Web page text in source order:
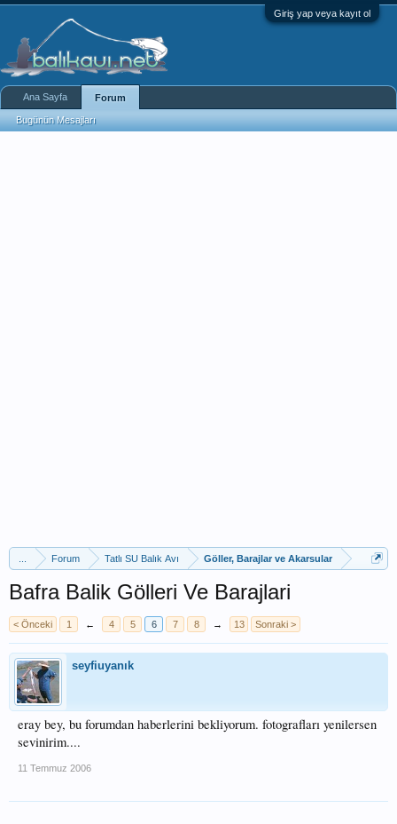
Giriş yap veya kayıt ol
Forum Tatlı SU Balık Avı Göller, Barajlar ve Akarsular
Bafra Balik Gölleri Ve Barajlari
< Önceki 1 ← 4 5 6 7 8 → 13 Sonraki >
seyfiuyanık
eray bey, bu forumdan haberlerini bekliyorum. fotografları yenilersen
sevinirim....
11 Temmuz 2006
Ana Sayfa Forum
Bugünün Mesajları